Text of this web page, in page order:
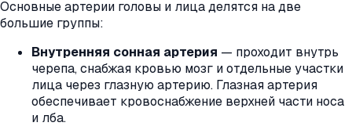
Основные артерии головы и лица делятся на две
большие группы:
Внутренняя сонная артерия — проходит внутрь
черепа, снабжая кровью мозг и отдельные участки
лица через глазную артерию. Глазная артерия
обеспечивает кровоснабжение верхней части носа
и лба.